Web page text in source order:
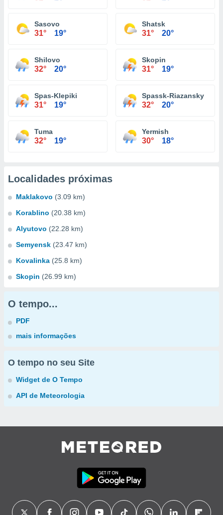
Sasovo
31° 19°
Shatsk
31° 20°
Shilovo
32° 20°
Skopin
31° 19°
Spas-Klepiki
31° 19°
Spassk-Riazansky
32° 20°
Tuma
32° 19°
Yermish
30° 18°
Localidades próximas
Maklakovo (3.09 km)
Korablino (20.38 km)
Alyutovo (22.28 km)
Semyensk (23.47 km)
Kovalinka (25.8 km)
Skopin (26.99 km)
O tempo...
PDF
mais informações
O tempo no seu Site
Widget de O Tempo
API de Meteorologia